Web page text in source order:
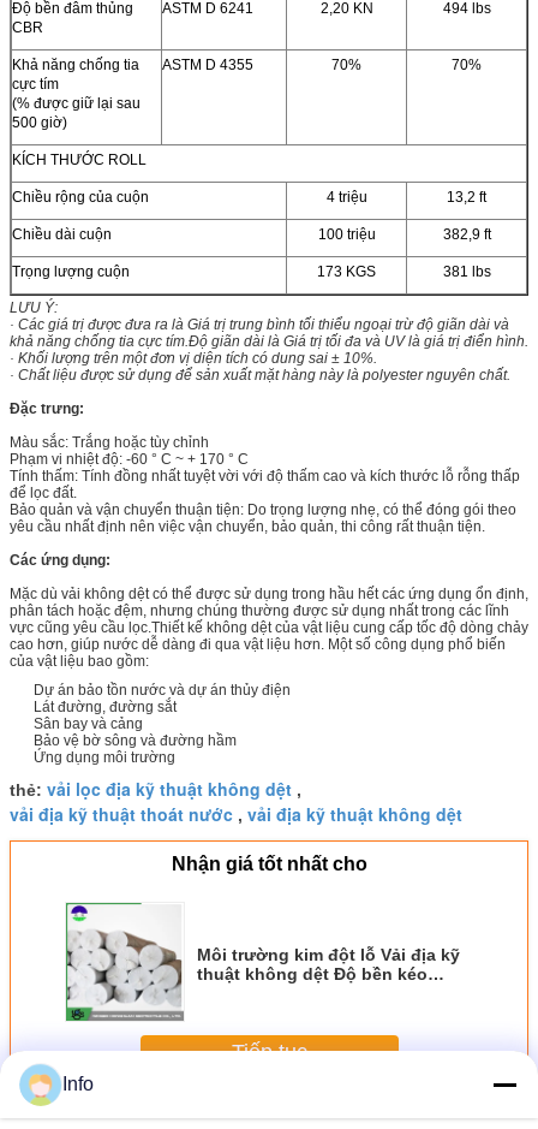
Độ bền đâm thủng
CBR
ASTM D 6241 2,20 KN 494 lbs
Khả năng chống tia
cực tím
(% được giữ lại sau
500 giờ)
ASTM D 4355 70% 70%
KÍCH THƯỚC ROLL
Chiều rộng của cuộn 4 triệu 13,2 ft
Chiều dài cuộn 100 triệu 382,9 ft
Trọng lượng cuộn 173 KGS 381 lbs
LƯU Ý:
· Các giá trị được đưa ra là Giá trị trung bình tối thiểu ngoại trừ độ giãn dài và
khả năng chống tia cực tím.Độ giãn dài là Giá trị tối đa và UV là giá trị điển hình.
· Khối lượng trên một đơn vị diện tích có dung sai ± 10%.
· Chất liệu được sử dụng để sản xuất mặt hàng này là polyester nguyên chất.
Đặc trưng:
Màu sắc: Trắng hoặc tùy chỉnh
Phạm vi nhiệt độ: -60 ° C ~ + 170 ° C
Tính thấm: Tính đồng nhất tuyệt vời với độ thấm cao và kích thước lỗ rỗng thấp
để lọc đất.
Bảo quản và vận chuyển thuận tiện: Do trọng lượng nhẹ, có thể đóng gói theo
yêu cầu nhất định nên việc vận chuyển, bảo quản, thi công rất thuận tiện.
Các ứng dụng:
Mặc dù vải không dệt có thể được sử dụng trong hầu hết các ứng dụng ổn định,
phân tách hoặc đệm, nhưng chúng thường được sử dụng nhất trong các lĩnh
vực cũng yêu cầu lọc.Thiết kế không dệt của vật liệu cung cấp tốc độ dòng chảy
cao hơn, giúp nước dễ dàng đi qua vật liệu hơn. Một số công dụng phổ biến
của vật liệu bao gồm:
Dự án bảo tồn nước và dự án thủy điện
Lát đường, đường sắt
Sân bay và cảng
Bảo vệ bờ sông và đường hầm
Ứng dụng môi trường
thẻ: vải lọc địa kỹ thuật không dệt ,
vải địa kỹ thuật thoát nước , vải địa kỹ thuật không dệt
Nhận giá tốt nhất cho
Môi trường kim đột lỗ Vải địa kỹ
thuật không dệt Độ bền kéo
Tiếp tục
HơnVải địa kỹ thuật không dệt
Info